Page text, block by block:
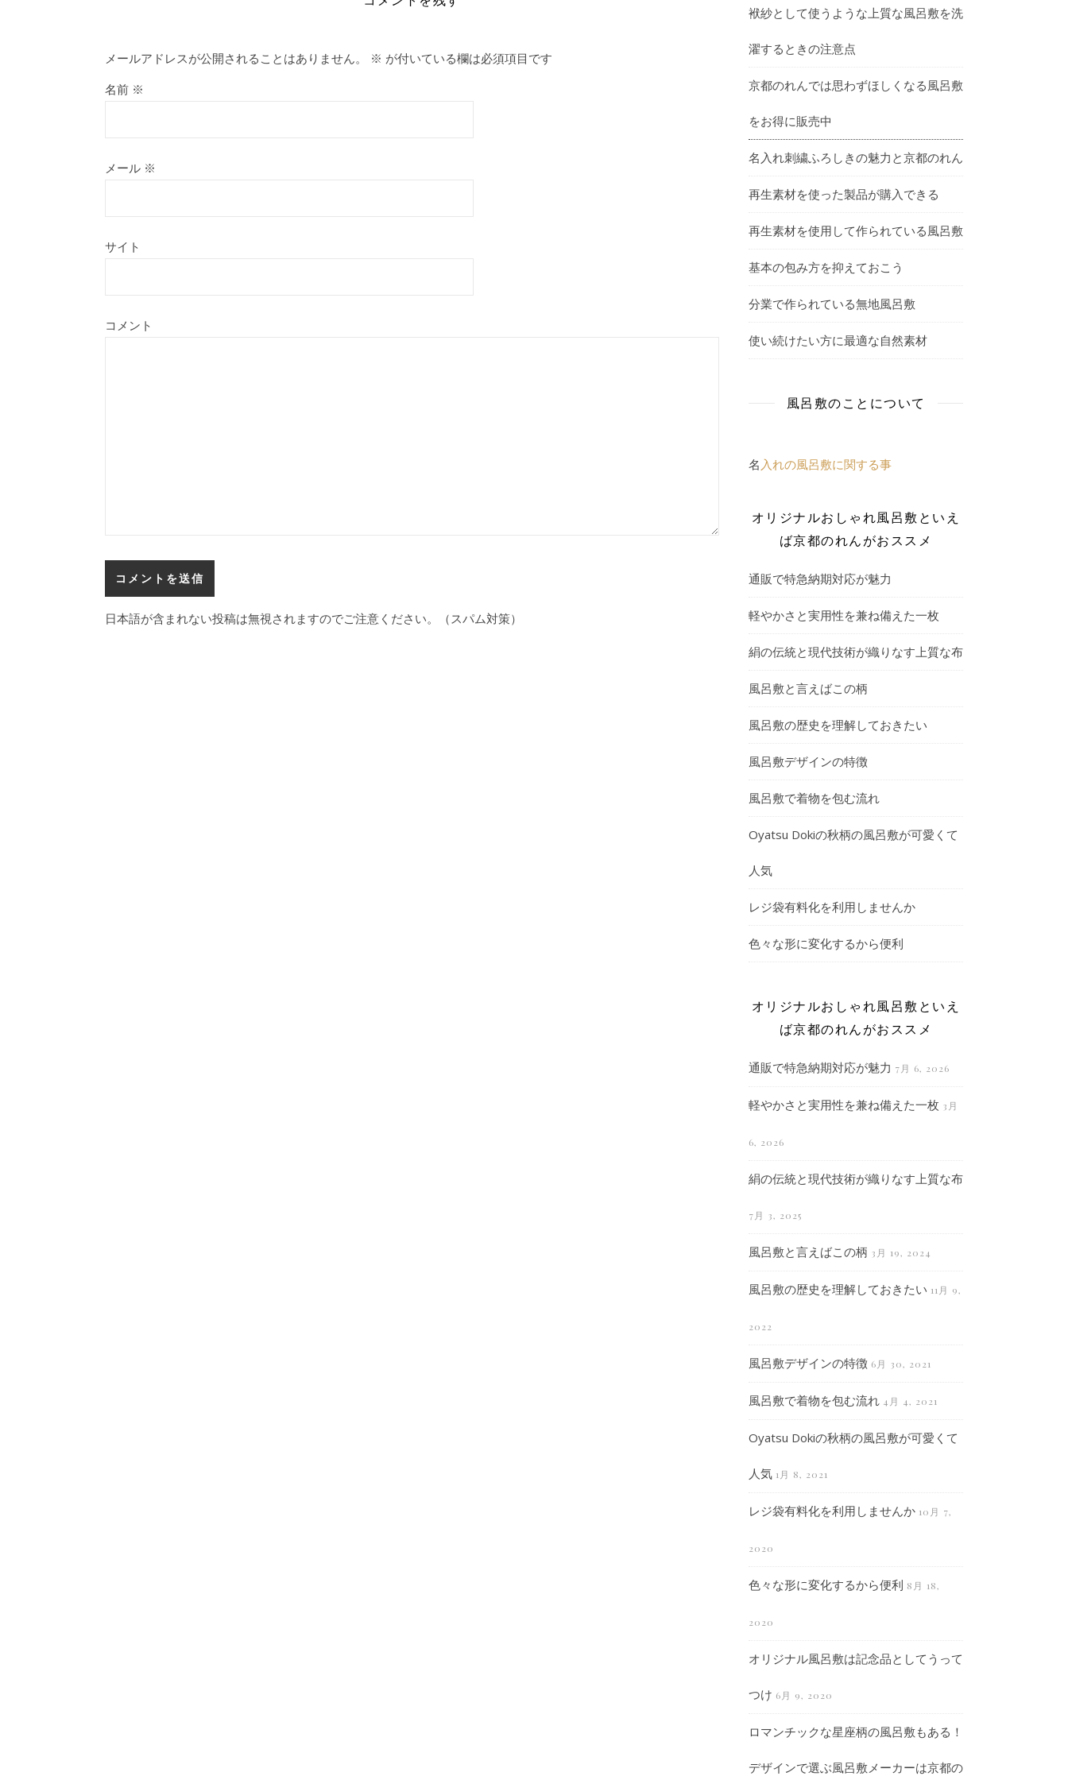
メールアドレスが公開されることはありません。 ※ が付いている欄は必須項目です
名前 ※
メール ※
サイト
コメント
日本語が含まれない投稿は無視されますのでご注意ください。（スパム対策）
袱紗として使うような上質な風呂敷を洗
濯するときの注意点
京都のれんでは思わずほしくなる風呂敷
をお得に販売中
名入れ刺繍ふろしきの魅力と京都のれん
再生素材を使った製品が購入できる
再生素材を使用して作られている風呂敷
基本の包み方を抑えておこう
分業で作られている無地風呂敷
使い続けたい方に最適な自然素材
風呂敷のことについて
名 入れの風呂敷に関する事
オリジナルおしゃれ風呂敷といえ
ば京都のれんがおススメ
通販で特急納期対応が魅力
軽やかさと実用性を兼ね備えた一枚
絹の伝統と現代技術が織りなす上質な布
風呂敷と言えばこの柄
風呂敷の歴史を理解しておきたい
風呂敷デザインの特徴
風呂敷で着物を包む流れ
Oyatsu Dokiの秋柄の風呂敷が可愛くて
人気
レジ袋有料化を利用しませんか
色々な形に変化するから便利
オリジナルおしゃれ風呂敷といえ
ば京都のれんがおススメ
通販で特急納期対応が魅力 7月 6, 2026
軽やかさと実用性を兼ね備えた一枚 3月
6, 2026
絹の伝統と現代技術が織りなす上質な布
7月 3, 2025
風呂敷と言えばこの柄 3月 19, 2024
風呂敷の歴史を理解しておきたい 11月 9,
2022
風呂敷デザインの特徴 6月 30, 2021
風呂敷で着物を包む流れ 4月 4, 2021
Oyatsu Dokiの秋柄の風呂敷が可愛くて
人気 1月 8, 2021
レジ袋有料化を利用しませんか 10月 7,
2020
色々な形に変化するから便利 8月 18,
2020
オリジナル風呂敷は記念品としてうって
つけ 6月 9, 2020
ロマンチックな星座柄の風呂敷もある！
デザインで選ぶ風呂敷メーカーは京都の